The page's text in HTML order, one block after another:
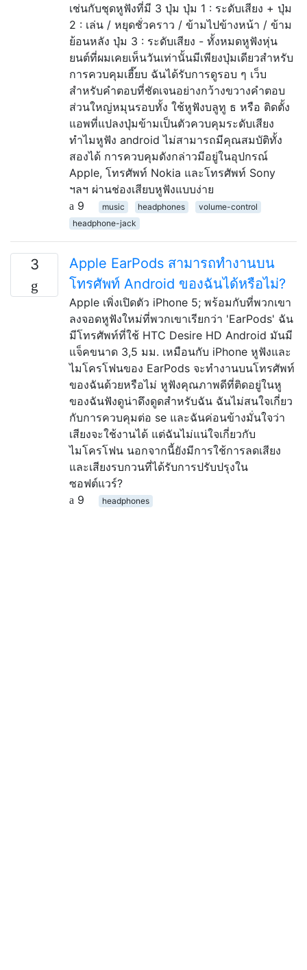
เช่นกับชุดหูฟังที่มี 3 ปุ่ม ปุ่ม 1 : ระดับเสียง + ปุ่ม
2 : เล่น / หยุดชั่วคราว / ข้ามไปข้างหน้า / ข้าม
ย้อนหลัง ปุ่ม 3 : ระดับเสียง - ทั้งหมดหูฟังหุ่น
ยนต์ที่ผมเคยเห็นวันเท่านั้นมีเพียงปุ่มเดียวสำหรับ
การควบคุมเฮี๊ยบ ฉันได้รับการดูรอบ ๆ เว็บ
สำหรับคำตอบที่ชัดเจนอย่างกว้างขวางคำตอบ
ส่วนใหญ่หมุนรอบทั้ง ใช้หูฟังบลูทู ธ หรือ ติดตั้ง
แอพที่แปลงปุ่มข้ามเป็นตัวควบคุมระดับเสียง
ทำไมหูฟัง android ไม่สามารถมีคุณสมบัติทั้ง
สองได้ การควบคุมดังกล่าวมีอยู่ในอุปกรณ์
Apple, โทรศัพท์ Nokia และโทรศัพท์ Sony
ฯลฯ ผ่านช่องเสียบหูฟังแบบง่าย
9
music headphones
volume-control
headphone-jack
3
Apple EarPods สามารถทำงานบน
โทรศัพท์ Android ของฉันได้หรือไม่?
Apple เพิ่งเปิดตัว iPhone 5; พร้อมกับที่พวกเขา
ลงจอดหูฟังใหม่ที่พวกเขาเรียกว่า 'EarPods' ฉัน
มีโทรศัพท์ที่ใช้ HTC Desire HD Android มันมี
แจ็คขนาด 3,5 มม. เหมือนกับ iPhone หูฟังและ
ไมโครโฟนของ EarPods จะทำงานบนโทรศัพท์
ของฉันด้วยหรือไม่ หูฟังคุณภาพดีที่ติดอยู่ในหู
ของฉันฟังดูน่าดึงดูดสำหรับฉัน ฉันไม่สนใจเกี่ยว
กับการควบคุมต่อ se และฉันค่อนข้างมั่นใจว่า
เสียงจะใช้งานได้ แต่ฉันไม่แน่ใจเกี่ยวกับ
ไมโครโฟน นอกจากนี้ยังมีการใช้การลดเสียง
และเสียงรบกวนที่ได้รับการปรับปรุงใน
ซอฟต์แวร์?
9
headphones